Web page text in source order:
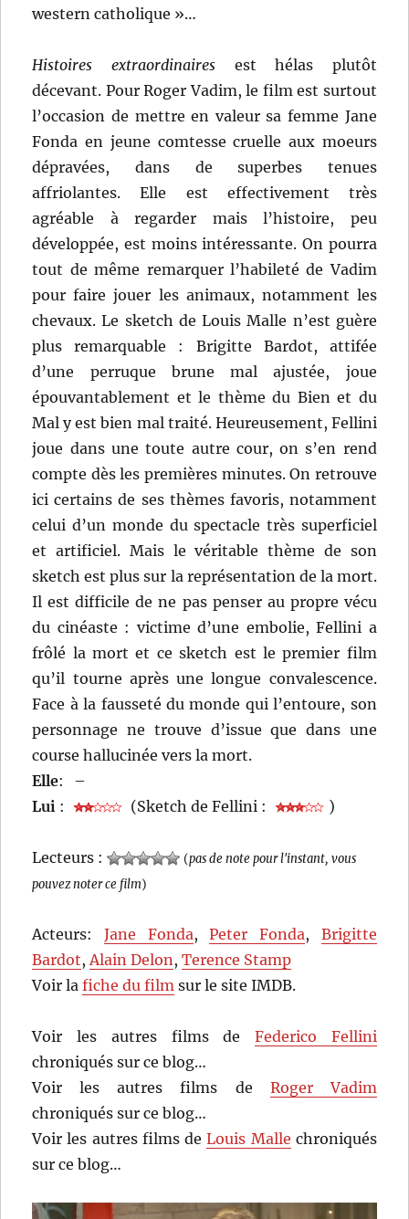
western catholique »…
Histoires extraordinairesest hélas plutôt
décevant. Pour Roger Vadim, le film est surtout
l’occasion de mettre en valeur sa femme Jane
Fonda en jeune comtesse cruelle aux moeurs
dépravées, dans de superbes tenues
affriolantes. Elle est effectivement très
agréable à regarder mais l’histoire, peu
développée, est moins intéressante. On pourra
tout de même remarquer l’habileté de Vadim
pour faire jouer les animaux, notamment les
chevaux. Le sketch de Louis Malle n’est guère
plus remarquable : Brigitte Bardot, attifée
d’une perruque brune mal ajustée, joue
épouvantablement et le thème du Bien et du
Mal y est bien mal traité. Heureusement, Fellini
joue dans une toute autre cour, on s’en rend
compte dès les premières minutes. On retrouve
ici certains de ses thèmes favoris, notamment
celui d’un monde du spectacle très superficiel
et artificiel. Mais le véritable thème de son
sketch est plus sur la représentation de la mort.
Il est difficile de ne pas penser au propre vécu
du cinéaste : victime d’une embolie, Fellini a
frôlé la mort et ce sketch est le premier film
qu’il tourne après une longue convalescence.
Face à la fausseté du monde qui l’entoure, son
personnage ne trouve d’issue que dans une
course hallucinée vers la mort.
Elle:
–
Lui : (Sketch de Fellini : )
Lecteurs : (pas de note pour l'instant, vous
pouvez noter ce film)
Acteurs: Jane Fonda,Peter Fonda, Brigitte
Bardot, Alain Delon ,Terence Stamp
Voir lafiche du film sur le site IMDB.
Voir les autres films de Federico Fellini
chroniqués sur ce blog…
Voir les autres films de Roger Vadim
chroniqués sur ce blog…
Voir les autres films deLouis Malle chroniqués
sur ce blog…